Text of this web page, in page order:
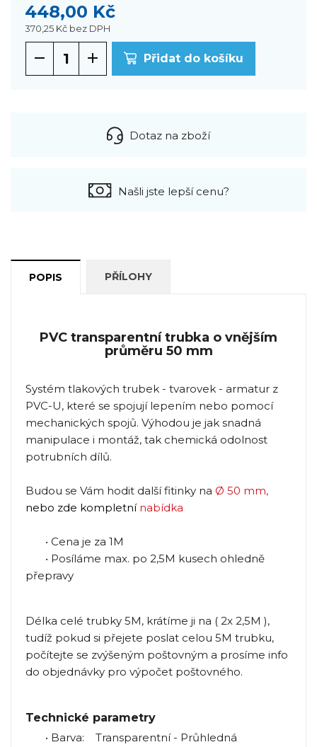
448,00 Kč
370,25 Kč bez DPH
Přidat do košíku
Dotaz na zboží
Našli jste lepší cenu?
POPIS PŘÍLOHY
PVC transparentní trubka o vnějším
průměru 50 mm
Systém tlakových trubek - tvarovek - armatur z
PVC-U, které se spojují lepením nebo pomocí
mechanických spojů. Výhodou je jak snadná
manipulace i montáž, tak chemická odolnost
potrubních dílů.
Budou se Vám hodit další fitinky na Ø 50 mm,
nebo zde kompletní nabídka
• Cena je za 1M
• Posíláme max. po 2,5M kusech ohledně
přepravy
Délka celé trubky 5M, krátíme ji na ( 2x 2,5M ),
tudíž pokud si přejete poslat celou 5M trubku,
počítejte se zvýšeným poštovným a prosíme info
do objednávky pro výpočet poštovného.
Technické parametry
• Barva: Transparentní - Průhledná